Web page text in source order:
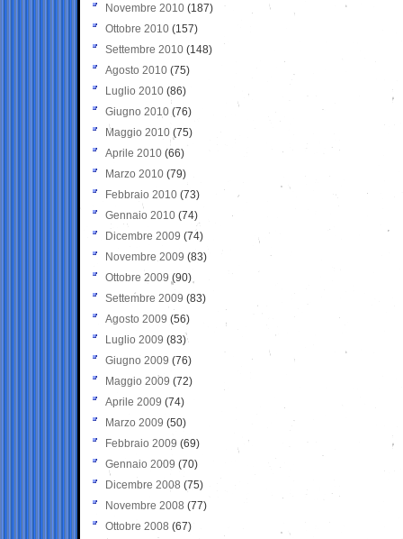
Novembre 2010 (187)
Ottobre 2010 (157)
Settembre 2010 (148)
Agosto 2010 (75)
Luglio 2010 (86)
Giugno 2010 (76)
Maggio 2010 (75)
Aprile 2010 (66)
Marzo 2010 (79)
Febbraio 2010 (73)
Gennaio 2010 (74)
Dicembre 2009 (74)
Novembre 2009 (83)
Ottobre 2009 (90)
Settembre 2009 (83)
Agosto 2009 (56)
Luglio 2009 (83)
Giugno 2009 (76)
Maggio 2009 (72)
Aprile 2009 (74)
Marzo 2009 (50)
Febbraio 2009 (69)
Gennaio 2009 (70)
Dicembre 2008 (75)
Novembre 2008 (77)
Ottobre 2008 (67)